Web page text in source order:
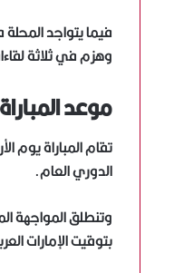
وهزم في ثلاثة
موعد المباراة
تقام المباراة يوم
الدوري العام.
وتنطلق المواجهة
بتوقيت الإمارات